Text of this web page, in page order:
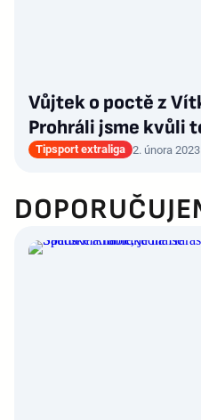
Vůjtek o poctě z
Prohráli jsme kvůli
Tipsport extraliga 2. února 2023